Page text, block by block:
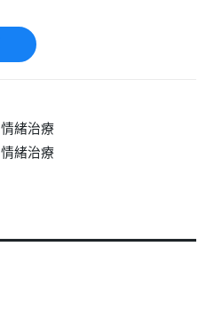
情緒治療
情緒治療